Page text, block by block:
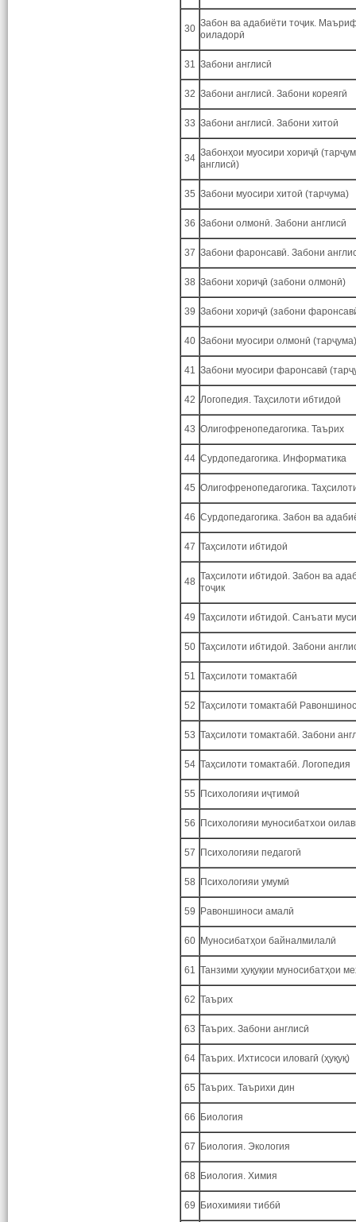
30 Забон ва адабиёти тоҷик.
оиладорӣ
31 Забони англисӣ
32 Забони англисӣ. Забони кореягӣ
33 Забони англисӣ. Забони хитоӣ
34 Забонҳои муосири хориҷӣ
англисӣ)
35 Забони муосири хитоӣ (тарчума)
36 Забони олмонӣ. Забони англисӣ
37 Забони фаронсавӣ. Забони
38 Забони хориҷӣ (забони олмонӣ)
39 Забони хориҷӣ (забони
40 Забони муосири олмонӣ (тарҷума)
41 Забони муосири фаронсавӣ
42 Логопедия. Таҳсилоти ибтидоӣ
43 Олигофренопедагогика. Таърих
44 Сурдопедагогика. Информатика
45 Олигофренопедагогика.
46 Сурдопедагогика. Забон ва
47 Таҳсилоти ибтидоӣ
48 Таҳсилоти ибтидоӣ. Забон ва
тоҷик
49 Таҳсилоти ибтидоӣ. Санъати
50 Таҳсилоти ибтидоӣ. Забони
51 Таҳсилоти томактабӣ
52 Таҳсилоти томактабӣ
53 Таҳсилоти томактабӣ. Забони
54 Таҳсилоти томактабӣ. Логопедия
55 Психологияи иҷтимоӣ
56 Психологияи муносибатхои
57 Психологияи педагогӣ
58 Психологияи умумӣ
59 Равоншиноси амалӣ
60 Муносибатҳои байналмилалӣ
61 Танзими ҳуқуқии муносибатҳои
62 Таърих
63 Таърих. Забони англисӣ
64 Таърих. Ихтисоси иловагӣ (ҳуқуқ)
65 Таърих. Таърихи дин
66 Биология
67 Биология. Экология
68 Биология. Химия
69 Биохимияи тиббӣ